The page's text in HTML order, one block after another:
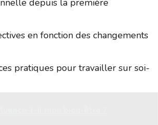
en fonction des changements
pratiques pour travailler sur soi-